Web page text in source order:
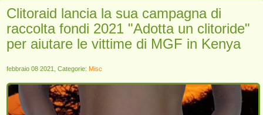
Clitoraid lancia la sua campagna di
raccolta fondi 2021 "Adotta un clitoride"
per aiutare le vittime di MGF in Kenya
febbraio 08 2021, Categorie: Misc